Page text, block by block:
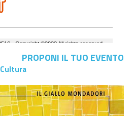
PROPONI IL TUO EVENTO
Cultura